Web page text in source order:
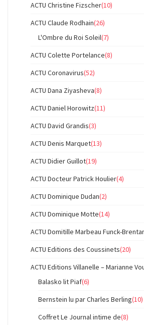
ACTU Christine Fizscher(10)
ACTU Claude Rodhain(26)
L'Ombre du Roi Soleil(7)
ACTU Colette Portelance(8)
ACTU Coronavirus(52)
ACTU Dana Ziyasheva(8)
ACTU Daniel Horowitz(11)
ACTU David Grandis(3)
ACTU Denis Marquet(13)
ACTU Didier Guillot(19)
ACTU Docteur Patrick Houlier(4)
ACTU Dominique Dudan(2)
ACTU Dominique Motte(14)
ACTU Domitille Marbeau Funck-
ACTU Editions des Coussinets(20)
ACTU Editions Villanelle – Marianne
Balasko lit Piaf(6)
Bernstein lu par Charles Berling(10)
Coffret Le Journal intime de(8)